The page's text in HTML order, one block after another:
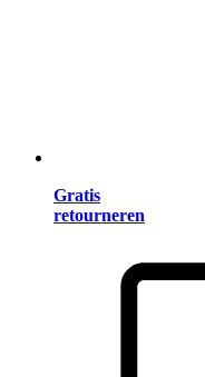
Gratis
retourneren